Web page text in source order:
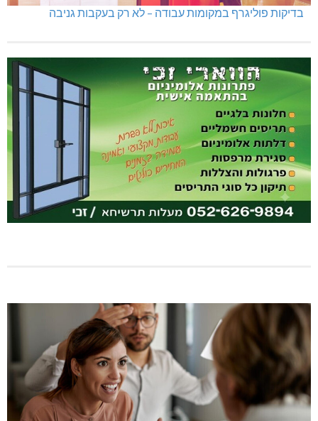
גם בחום הכבד: לא מוותרים על הדמוקרטיה
בדיקות פוליגרף במקומות עבודה – לא רק בעקבות גניבה